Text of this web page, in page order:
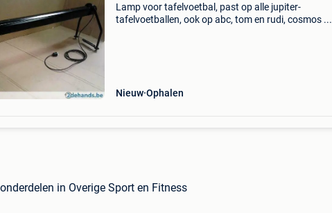
Lamp voor tafelvoetbal, past op alle jupiter-
tafelvoetballen, ook op abc, tom en rudi, cosmos ...
Nieuw Ophalen
in Overige Sport en Fitness